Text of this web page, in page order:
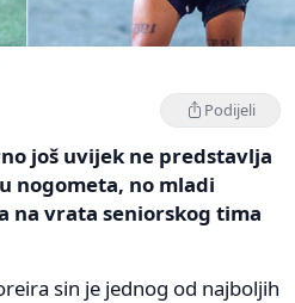
Podijeli
još uvijek ne predstavlja
nogometa, no mladi
na vrata seniorskog tima
sin je jednog od najboljih